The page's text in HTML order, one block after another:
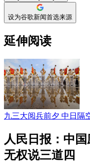
设为谷歌新闻首选来源
延伸阅读
九三大阅兵前夕 中日隔
人民日报：中
无权说三道四